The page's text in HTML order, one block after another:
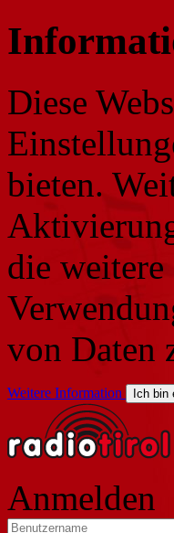
Diese
bieten.
die
von Daten
Weitere Information Ich
Anmelden